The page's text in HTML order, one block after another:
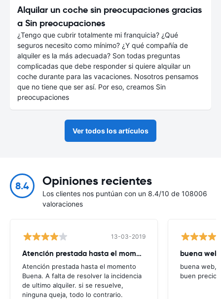
Alquilar un coche sin preocupaciones gracias
a Sin preocupaciones
¿Tengo que cubrir totalmente mi franquicia? ¿Qué
seguros necesito como mínimo? ¿Y qué compañía de
alquiler es la más adecuada? Son todas preguntas
complicadas que debe responder si quiere alquilar un
coche durante para las vacaciones. Nosotros pensamos
que no tiene que ser así. Por eso, creamos Sin
preocupaciones
Ver todos los artículos
8.4 Opiniones recientes
Los clientes nos puntúan con un 8.4/10 de 108006
valoraciones
13-03-2019
Atención prestada hasta el momento
Atención prestada hasta el momento
Buena. A falta de resolver la incidencia
de ultimo alquiler. si se resuelve,
ninguna queja, todo lo contrario.
buena
buena
buen precio